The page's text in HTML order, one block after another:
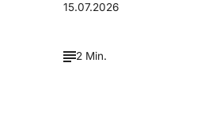
15.07.2026
2 Min.